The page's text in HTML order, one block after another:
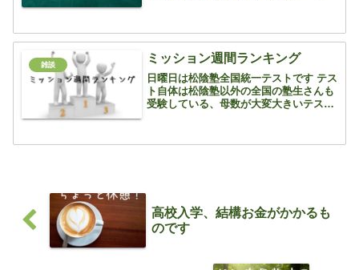
ンパスで測り取るんです 正直、入試の
作図問題よりも...
雑談 ミッション週間ランキング
日曜日は松陰塾全国統一テストです テス
ト自体は松陰塾以外の全国の塾生さんも
受験している、母数が大変大きいテスト
しれませんが、いつも通りに受けて欲し
高校入学、結構お金がかかるも
のです